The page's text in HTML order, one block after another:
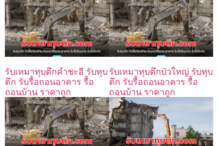
รับเหมาทุบตึกคำชะอี รับทุบ
ตึก รับรื้อถอนอาคาร รื้อ
ถอนบ้าน ราคาถูก
รับเหมาทุบตึกบัวใหญ่ รับทุบ
ตึก รับรื้อถอนอาคาร รื้อ
ถอนบ้าน ราคาถูก